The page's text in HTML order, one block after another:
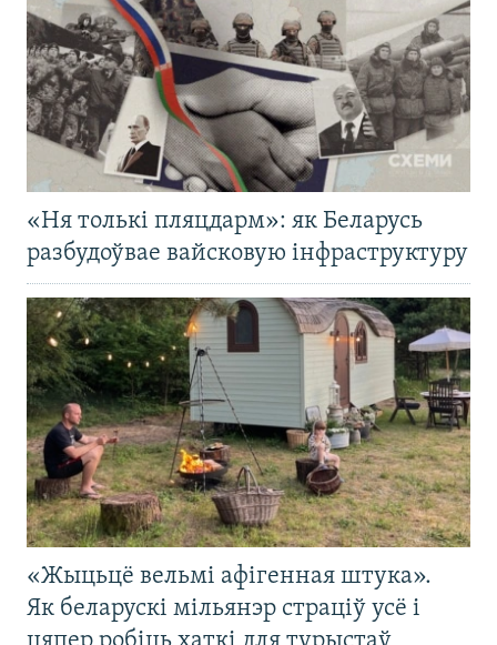
«Ня толькі пляцдарм»: як Беларусь
разбудоўвае вайсковую інфраструктуру
«Жыцьцё вельмі афігенная штука».
Як беларускі мільянэр страціў усё і